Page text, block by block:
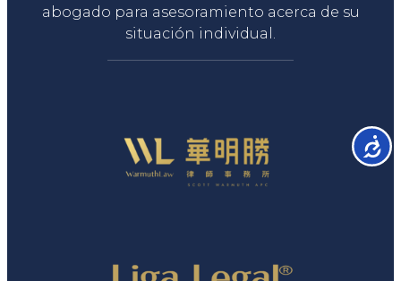
abogado para asesoramiento acerca de su
situación individual.